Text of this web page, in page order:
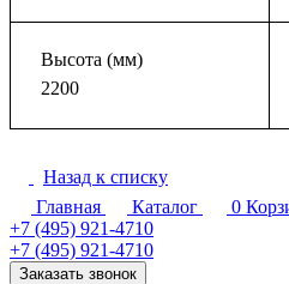
Высота (мм)
2200
Назад к списку
Главная
Каталог 0
+7 (495) 921-4710
+7 (495) 921-4710
Заказать звонок